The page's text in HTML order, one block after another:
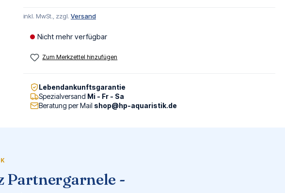
inkl. MwSt., zzgl. Versand
Nicht mehr verfügbar
Zum Merkzettel hinzufügen
Lebendankunftsgarantie
Spezialversand Mi - Fr - Sa
Beratung per Mail shop@hp-aquaristik.de
Partnergarnele -